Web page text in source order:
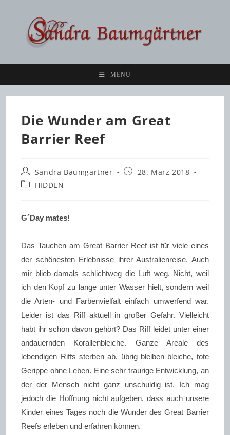
springen
MENÜ
Die Wunder am Great
Barrier Reef
Beitrags-
Autor:
Sandra Baumgärtner
Beitrag28. März 2018
Beitrags-
HIDDEN
G´Day mates!
Das Tauchen am Great Barrier Reef ist für viele eines
der schönesten Erlebnisse ihrer Australienreise. Auch
mir blieb damals schlichtweg die Luft weg. Nicht, weil
ich den Kopf zu lange unter Wasser hielt, sondern weil
die Arten- und Farbenvielfalt einfach umwerfend war.
Leider ist das Riff aktuell in großer Gefahr. Vielleicht
habt ihr schon davon gehört? Das Riff leidet unter einer
andauernden Korallenbleiche. Ganze Areale des
lebendigen Riffs sterben ab, übrig bleiben bleiche, tote
Gerippe ohne Leben. Eine sehr traurige Entwicklung, an
der der Mensch nicht ganz unschuldig ist. Ich mag
jedoch die Hoffnung nicht aufgeben, dass auch unsere
Kinder eines Tages noch die Wunder des Great Barrier
Reefs erleben und erfahren können.